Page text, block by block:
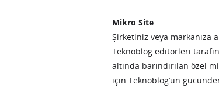
Mikro Site
Şirketiniz veya markanıza
Teknoblog editörleri
altında barındırılan özel
için Teknoblog’un